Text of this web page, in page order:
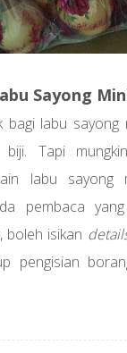
Sayong
bagi labu sayong
Tapi
labu sayong
pembaca
boleh isikan
pengisian